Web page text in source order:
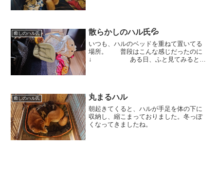
ざし♡） 今朝のハルは...
癒しのハル氏 散らかしのハル氏💦
いつも、ハルのベッドを重ねて置いてる
場所。 普段はこんな感じだったのに
↓ ある日、ふと見てみると荒
癒しのハル氏 丸まるハル
朝起きてくると、ハルが手足を体の下に
収納し、縮こまっておりました。冬っぽ
くなってきましたね。